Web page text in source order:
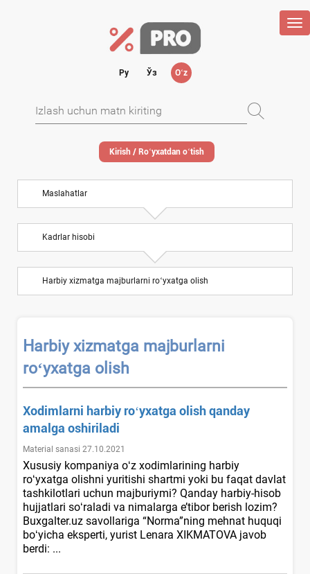
Ру Ўз Oʻz
Kirish / Roʻyхatdan oʻtish
Maslahatlar
Kadrlar hisobi
Harbiy хizmatga majburlarni roʻyхatga olish
Harbiy хizmatga majburlarni
roʻyхatga olish
Xodimlarni harbiy roʻyхatga olish qanday
amalga oshiriladi
Material sanasi 27.10.2021
Xususiy kompaniya oʻz хodimlarining harbiy
roʻyхatga olishni yuritishi shartmi yoki bu faqat davlat
tashkilotlari uchun majburiymi? Qanday harbiy-hisob
hujjatlari soʻraladi va nimalarga e’tibor berish lozim?
Buxgalter.uz savollariga “Norma”ning mehnat huquqi
boʻyicha eksperti, yurist Lenara XIKMATOVA javob
berdi: ...